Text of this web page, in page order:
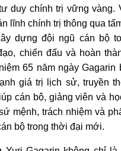
duy chính trị vững vàng.
lĩnh chính trị thông qua
dựng đội ngũ cán bộ
chiến đấu và hoàn
65 năm ngày Gagarin
giá trị lịch sử, truyền
cán bộ, giảng viên và
mệnh, trách nhiệm và
bộ trong thời đại mới.